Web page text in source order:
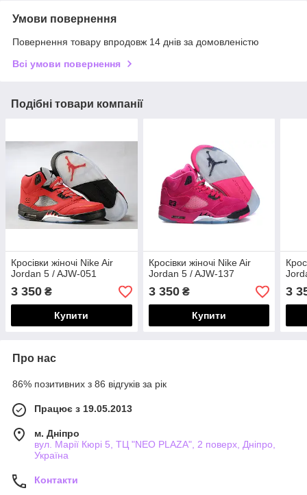
Умови повернення
Повернення товару впродовж 14 днів за домовленістю
Всі умови повернення
Подібні товари компанії
Кросівки жіночі Nike Air
Jordan 5 / AJW-051
3 350 ₴
Купити
Кросівки жіночі Nike Air
Jordan 5 / AJW-137
3 350₴
Купити
3
Про нас
86% позитивних з 86 відгуків за рік
Працює з 19.05.2013
м. Дніпро
вул. Марії Кюрі 5, ТЦ "NEO PLAZA", 2 поверх, Дніпро,
Україна
Контакти